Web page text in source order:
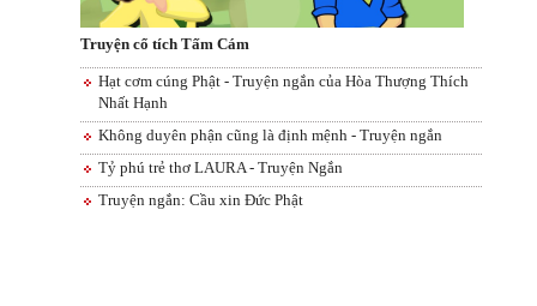
Truyện cổ tích Tấm Cám
Hạt cơm cúng Phật - Truyện ngắn của Hòa Thượng Thích
Nhất Hạnh
Không duyên phận cũng là định mệnh - Truyện ngắn
Tỷ phú trẻ thơ LAURA - Truyện Ngắn
Truyện ngắn: Cầu xin Đức Phật